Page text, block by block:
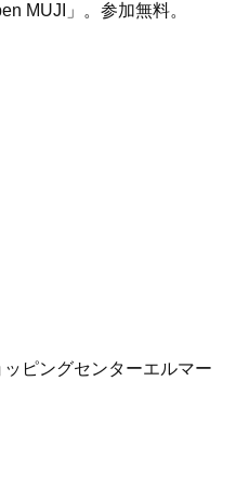
MUJI」。参加無料。
ピングセンターエルマー